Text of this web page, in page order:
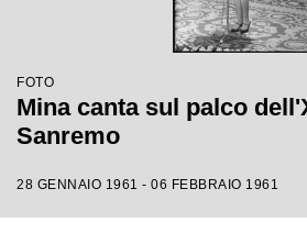
FOTO
Mina canta sul palco
Sanremo
28 GENNAIO 1961 - 06 FEBBRAIO 1961